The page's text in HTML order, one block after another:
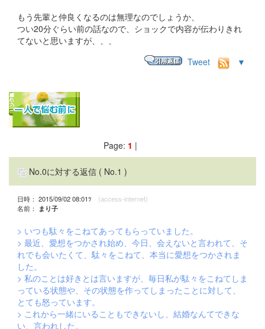
もう先輩と仲良くなるのは無理なのでしょうか、
つい20分ぐらい前の話なので、ショックで内容が伝わりきれ
てないと思いますが、、、
Tweet
▼
Page: 1 |
No.0に対する返信 ( No.1 )
日時： 2015/09/02 08:01ﾂ (access-internet)
名前：
まり子
> いつも駄々をこねてあってもらっていました。
> 最近、愛想をつかされ始め、今日、会えないと言われて、そ
れでも会いたくて、駄々をこねて、本当に愛想をつかされま
した。
> 私のことは好きとは言いますが、毎日私が駄々をこねてしま
っている状態や、その状態を作ってしまったことに対して、
とても怒っています。
> これから一緒にいることもできないし、結婚なんてできな
い、言われした。